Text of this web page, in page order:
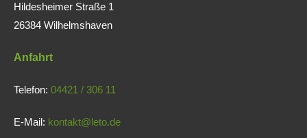
Hildesheimer Straße 1
26384 Wilhelmshaven
Anfahrt
Telefon: 04421 / 306 11
E-Mail: kontakt@leto.de